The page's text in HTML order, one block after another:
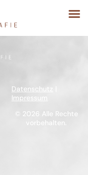
Datenschutz
Impressum
© 2026 Alle Rechte
vorbehalten.